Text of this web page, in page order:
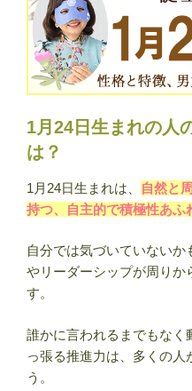
と
特
徴
別
の
い・
運
相
性・
有
人
ま
と
1月24日生まれの人
は？
1月24日生まれは、
自然と
持つ、自主的で積極性あふ
自分では気づいていないか
やリーダーシップが周りか
す。
誰かに言われるまでもなく
っ張る推進力は、多くの人
う。